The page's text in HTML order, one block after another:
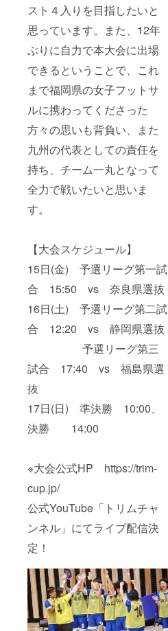
スト４入りを目指したいと
思っています。また、12年
ぶりに自力で本大会に出場
できるということで、これ
まで福岡県の女子フットサ
ルに携わってくださった
方々の思いも背負い、また
九州の代表としての責任を
持ち、チーム一丸となって
全力で戦いたいと思いま
す。
【大会スケジュール】
15日(金) 予選リーグ第一試
合 15:50 vs 奈良県選抜
16日(土) 予選リーグ第二試
合 12:20 vs 静岡県選抜
予選リーグ第三
試合 17:40 vs 福島県選
抜
17日(日) 準決勝 10:00、
決勝 14:00
※大会公式HP https://trim-
cup.jp/
公式YouTube「トリムチャ
ンネル」にてライブ配信決
定！